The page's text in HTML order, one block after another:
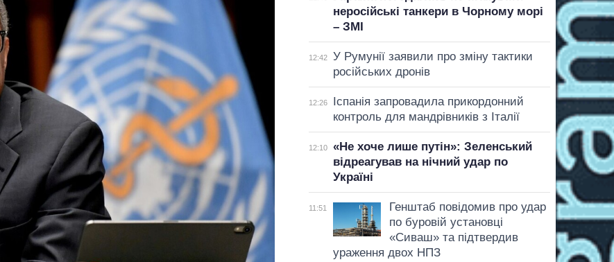
неросійські танкери в Чорному морі
– ЗМІ
12:42
У Румунії заявили про зміну тактики
російських дронів
12:26
Іспанія запровадила прикордонний
контроль для мандрівників з Італії
12:10
«Не хоче лише путін»: Зеленський
відреагував на нічний удар по
Україні
11:51
Генштаб повідомив про удар
по буровій установці
«Сиваш» та підтвердив
ураження двох НПЗ